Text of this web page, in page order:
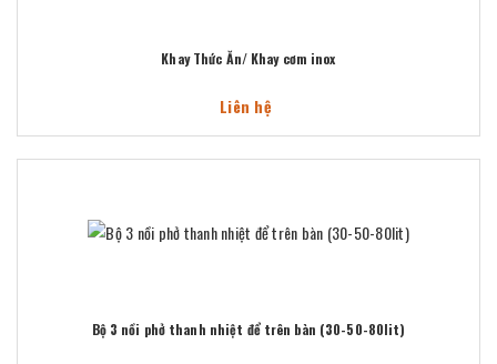
Khay Thức Ăn/ Khay cơm inox
Liên hệ
Bộ 3 nồi phở thanh nhiệt để trên bàn (30-50-80lit)